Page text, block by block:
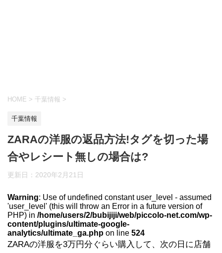
HOME > 千葉情報 >
千葉情報
ZARAの洋服の返品方法!タグを切った場
合やレシート無しの場合は?
更新日： 2020年2月21日
Warning: Use of undefined constant user_level - assumed
'user_level' (this will throw an Error in a future version of
PHP) in /home/users/2/bubijiji/web/piccolo-net.com/wp-
content/plugins/ultimate-google-
analytics/ultimate_ga.php on line 524
ZARAの洋服を3万円分ぐらい購入して、次の日に店舗